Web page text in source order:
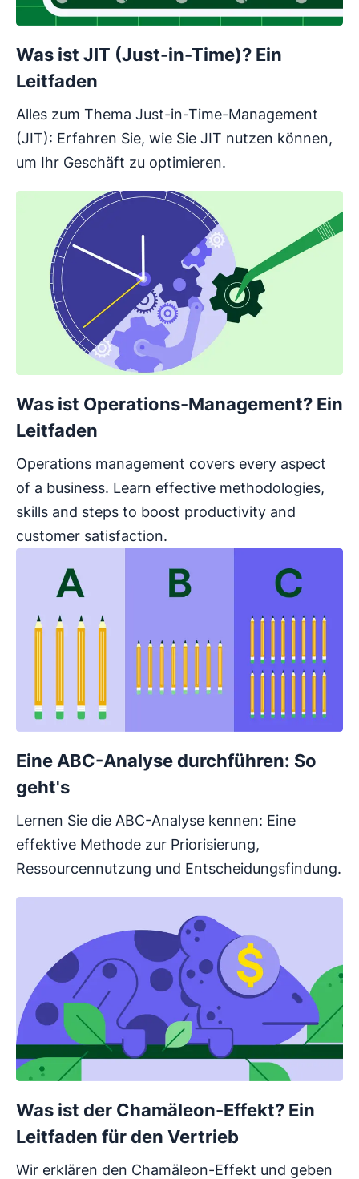
Was ist JIT (Just-in-Time)? Ein
Leitfaden
Alles zum Thema Just-in-Time-Management
(JIT): Erfahren Sie, wie Sie JIT nutzen können,
um Ihr Geschäft zu optimieren.
Was ist Operations-Management? Ein
Leitfaden
Operations management covers every aspect
of a business. Learn effective methodologies,
skills and steps to boost productivity and
customer satisfaction.
Eine ABC-Analyse durchführen: So
geht's
Lernen Sie die ABC-Analyse kennen: Eine
effektive Methode zur Priorisierung,
Ressourcennutzung und Entscheidungsfindung.
Was ist der Chamäleon-Effekt? Ein
Leitfaden für den Vertrieb
Wir erklären den Chamäleon-Effekt und geben